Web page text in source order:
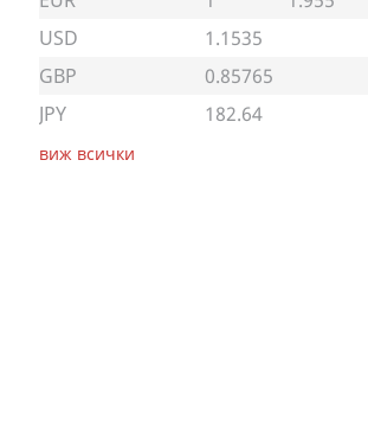
USD
1.1535
GBP
0.85765
JPY
182.64
виж всички